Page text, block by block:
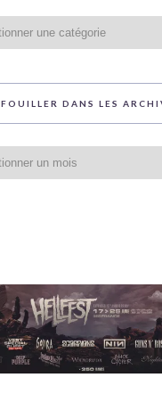
FOUILLER DANS LES